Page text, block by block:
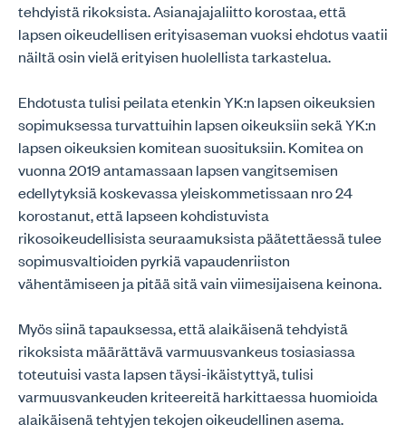
tehdyistä rikoksista. Asianajajaliitto korostaa, että
lapsen oikeudellisen erityisaseman vuoksi ehdotus vaatii
näiltä osin vielä erityisen huolellista tarkastelua.
Ehdotusta tulisi peilata etenkin YK:n lapsen oikeuksien
sopimuksessa turvattuihin lapsen oikeuksiin sekä YK:n
lapsen oikeuksien komitean suosituksiin. Komitea on
vuonna 2019 antamassaan lapsen vangitsemisen
edellytyksiä koskevassa yleiskommetissaan nro 24
korostanut, että lapseen kohdistuvista
rikosoikeudellisista seuraamuksista päätettäessä tulee
sopimusvaltioiden pyrkiä vapaudenriiston
vähentämiseen ja pitää sitä vain viimesijaisena keinona.
Myös siinä tapauksessa, että alaikäisenä tehdyistä
rikoksista määrättävä varmuusvankeus tosiasiassa
toteutuisi vasta lapsen täysi-ikäistyttyä, tulisi
varmuusvankeuden kriteereitä harkittaessa huomioida
alaikäisenä tehtyjen tekojen oikeudellinen asema.